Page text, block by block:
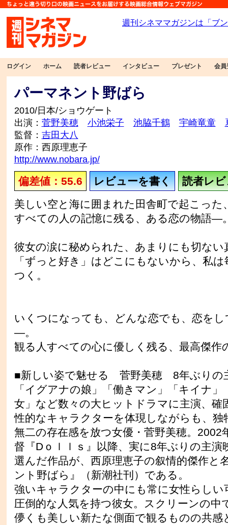
ログイン ホーム 読者レビュー インタビュー プレゼント 会員
パーマネント野ばら
2010/日本/ショウゲート
出演： 菅野美穂 小池栄子 池脇千鶴 宇崎竜童
監督： 吉田大八
原作：西原理恵子
http://www.nobara.jp/
偏差値：55.6 レビューを書く
読者レ
美しい空と海に囲まれた田舎町で起こった
すべての人の記憶に残る、ある恋の物語—
彼女の涙に秘められた、あまりにも切ない
「ずっと好き」はどこにもないから、私
つく。
いくつになっても、どんな恋でも、恋を
—。
観る人すべての心に優しく残る、最高傑作
■新しい姿で魅せる 菅野美穂 8年ぶり
「イグアナの娘」「働きマン」「キイナ
女」など数々の大ヒットドラマに主演、確
性的なキャラクターを体現しながらも、独
無二の存在感を放つ女優・菅野美穂。2002
督『Dｏｌｌｓ』以降、実に8年ぶりの主演
選んだ作品が、西原理恵子の叙情的傑作と
ント野ばら』（新潮社刊）である。
強いキャラクターの中にも常に女性らしい
圧倒的な人気を持つ彼女。スクリーンの中
儚くも美しい新たな側面で観るものの共感